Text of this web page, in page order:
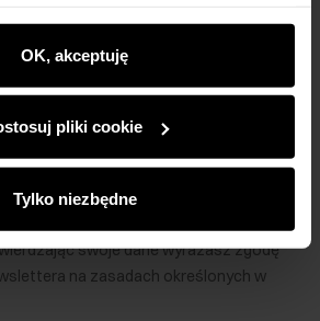
do ich preferencji treści,
komunikaty reklamowe informujące o
w e-sklepie. Informacje o tym,
reklamowym i
mogą połączyć te informacje z
z ich usług.
OK, akceptuję
pliki cookie
Tylko niezbędne
i promocjami!
Zapisz się
swoje dane wyrażasz zgodę
na zasadach określonych w